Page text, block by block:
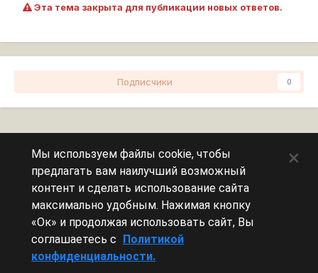
Эта тема закрыта для публикации новых ответов.
Подписчики 0
Сейчас на странице
Эту страницу никто не просматривает.
Мы используем файлы cookie, чтобы
предлагать вам наилучший возможный
контент и сделать использование сайта
максимально удобным. Нажимая кнопку
«Ок» и продолжая использовать сайт, Вы
соглашаетесь с Политикой
конфиденциальности.
×